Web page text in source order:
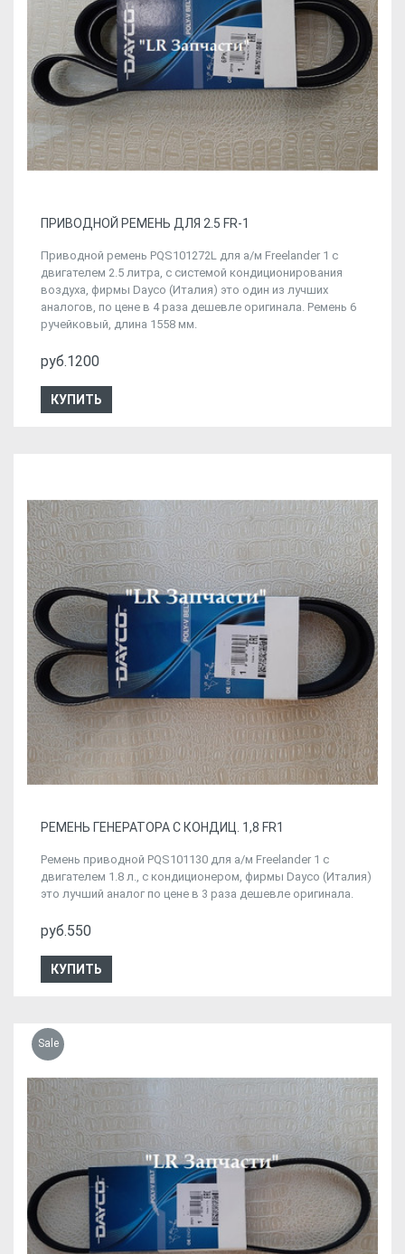
ПРИВОДНОЙ РЕМЕНЬ ДЛЯ 2.5 FR-1
Приводной ремень PQS101272L для а/м Freelander 1 с
двигателем 2.5 литра, с системой кондиционирования
воздуха, фирмы Dayco (Италия) это один из лучших
аналогов, по цене в 4 раза дешевле оригинала. Ремень 6
ручейковый, длина 1558 мм.
руб.1200
КУПИТЬ
РЕМЕНЬ ГЕНЕРАТОРА C КОНДИЦ. 1,8 FR1
Ремень приводной PQS101130 для а/м Freelander 1 с
двигателем 1.8 л., с кондиционером, фирмы Dayco (Италия)
это лучший аналог по цене в 3 раза дешевле оригинала.
руб.550
КУПИТЬ
Sale